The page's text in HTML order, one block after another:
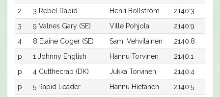
2
3 Rebel Rapid Henri Bollström
2140:3
3
9 Valnes Gary (SE) Ville Pohjola
2140:9
4
8 Elaine Coger (SE) Sami Vehviläinen
2140:8
p
1 Johnny English Hannu Torvinen
2140:1
p
4 Cutthecrap (DK) Jukka Torvinen
2140:4
p
5 Rapid Leader Hannu Hietanen
2140:5